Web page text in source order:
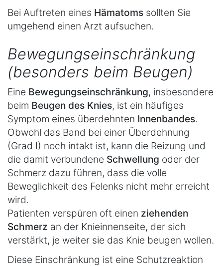
Bei Auftreten eines Hämatoms sollten Sie
umgehend einen Arzt aufsuchen.
Bewegungseinschränkung
(besonders beim Beugen)
Eine Bewegungseinschränkung, insbesondere
beim Beugen des Knies, ist ein häufiges
Symptom eines überdehnten Innenbandes.
Obwohl das Band bei einer Überdehnung
(Grad I) noch intakt ist, kann die Reizung und
die damit verbundene Schwellung oder der
Schmerz dazu führen, dass die volle
Beweglichkeit des Felenks nicht mehr erreicht
wird.
Patienten verspüren oft einen ziehenden
Schmerz an der Knieinnenseite, der sich
verstärkt, je weiter sie das Knie beugen wollen.
Diese Einschränkung ist eine Schutzreaktion